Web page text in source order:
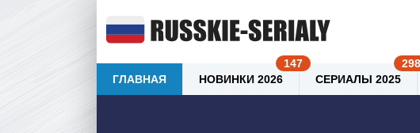
ГЛАВНАЯ НОВИНКИ 2026 СЕРИАЛЫ 2025